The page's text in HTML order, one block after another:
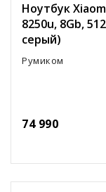
Ноутбук
8250u, 8Gb,
серый)
Румиком
74 990